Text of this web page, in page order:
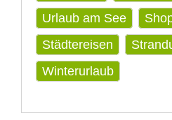
Urlaub am See
Städtereisen
Winterurlaub